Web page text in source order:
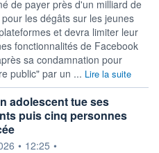
de payer près d'un milliard de
les dégâts sur les jeunes
et devra limiter leur
fonctionnalités de Facebook
sa condamnation pour
public" par un ... Lire la suite
adolescent tue ses
puis cinq personnes
par
• 12:25 •